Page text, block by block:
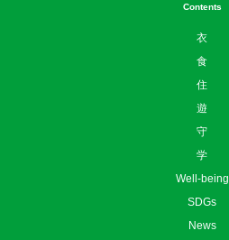
Contents
衣
食
住
遊
守
学
Well-being
SDGs
News